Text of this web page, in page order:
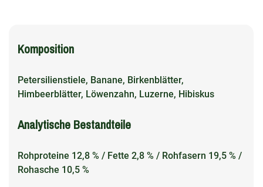
Komposition
Petersilienstiele, Banane, Birkenblätter,
Himbeerblätter, Löwenzahn, Luzerne, Hibiskus
Analytische Bestandteile
Rohproteine 12,8 % / Fette 2,8 % / Rohfasern 19,5 % /
Rohasche 10,5 %